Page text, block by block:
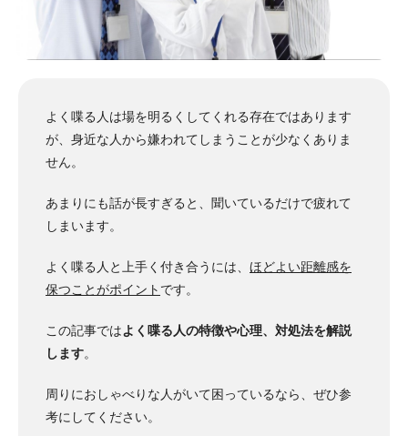
よく喋る人は場を明るくしてくれる存在ではあります
が、身近な人から嫌われてしまうことが少なくありま
せん。
あまりにも話が長すぎると、聞いているだけで疲れて
しまいます。
よく喋る人と上手く付き合うには、 ほどよい距離感を
保つことがポイント です。
この記事ではよく喋る人の特徴や心理、対処法を解説
します。
周りにおしゃべりな人がいて困っているなら、ぜひ参
考にしてください。